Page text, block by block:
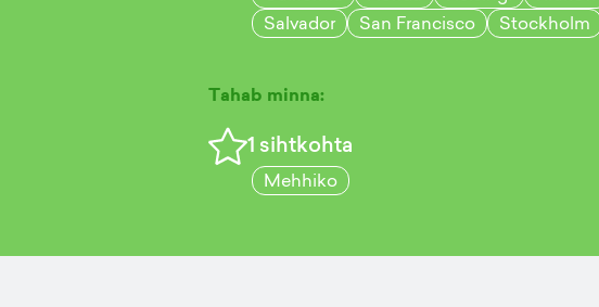
Salvador
San Francisco Stockholm
Tahab minna:
1 sihtkohta
Mehhiko